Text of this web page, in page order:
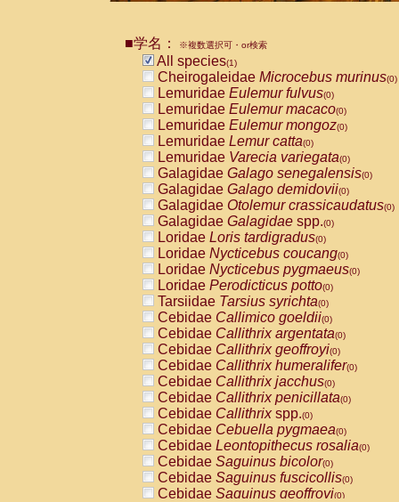
■学名： ※複数選択可・or検索
All species(1)
Cheirogaleidae Microcebus murinus(0)
Lemuridae Eulemur fulvus(0)
Lemuridae Eulemur macaco(0)
Lemuridae Eulemur mongoz(0)
Lemuridae Lemur catta(0)
Lemuridae Varecia variegata(0)
Galagidae Galago senegalensis(0)
Galagidae Galago demidovii(0)
Galagidae Otolemur crassicaudatus(0)
Galagidae Galagidae spp.(0)
Loridae Loris tardigradus(0)
Loridae Nycticebus coucang(0)
Loridae Nycticebus pygmaeus(0)
Loridae Perodicticus potto(0)
Tarsiidae Tarsius syrichta(0)
Cebidae Callimico goeldii(0)
Cebidae Callithrix argentata(0)
Cebidae Callithrix geoffroyi(0)
Cebidae Callithrix humeralifer(0)
Cebidae Callithrix jacchus(0)
Cebidae Callithrix penicillata(0)
Cebidae Callithrixspp.(0)
Cebidae Cebuella pygmaea(0)
Cebidae Leontopithecus rosalia(0)
Cebidae Saguinus bicolor(0)
Cebidae Saguinus fuscicollis(0)
Cebidae Saguinus geoffroyi(0)